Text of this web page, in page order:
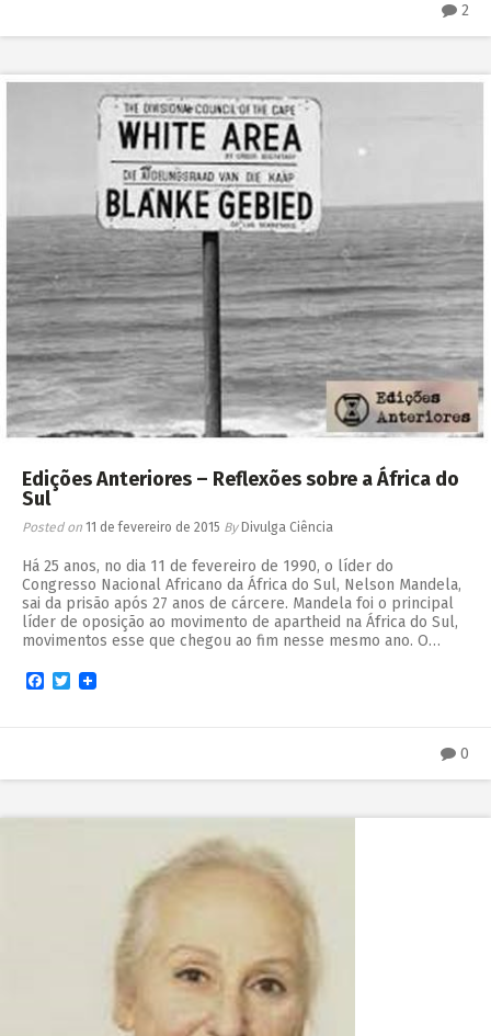
2
Edições Anteriores – Reflexões sobre a África do
Sul
Posted on 11 de fevereiro de 2015 By Divulga Ciência
Há 25 anos, no dia 11 de fevereiro de 1990, o líder do
Congresso Nacional Africano da África do Sul, Nelson Mandela,
sai da prisão após 27 anos de cárcere. Mandela foi o principal
líder de oposição ao movimento de apartheid na África do Sul,
movimentos esse que chegou ao fim nesse mesmo ano. O…
Facebook
Twitter
0